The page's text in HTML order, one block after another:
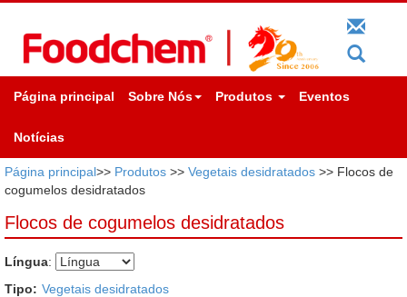
Página principal Sobre Nós Produtos Eventos
Notícias
Página principal>> Produtos >> Vegetais desidratados >> Flocos de
cogumelos desidratados
Flocos de cogumelos desidratados
Língua:
Tipo: Vegetais desidratados